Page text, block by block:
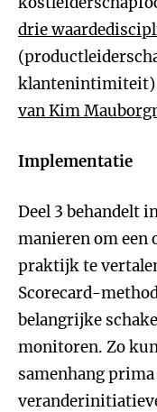
drie
klantenintimiteit)
van Kim
Implementatie
Deel 3 behandelt
manieren om een
praktijk te
Scorecard-
belangrijke
monitoren. Zo
samenhang